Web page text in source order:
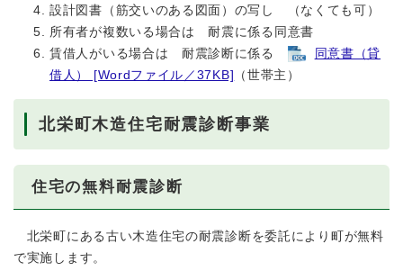
設計図書（筋交いのある図面）の写し （なくても可）
所有者が複数いる場合は 耐震に係る同意書
賃借人がいる場合は 耐震診断に係る
同意書（貸
借人） [Wordファイル／37KB] （世帯主）
北栄町木造住宅耐震診断事業
住宅の無料耐震診断
北栄町にある古い木造住宅の耐震診断を委託により町が無料
で実施します。